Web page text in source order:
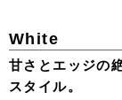
White
甘さとエッジの
スタイル。